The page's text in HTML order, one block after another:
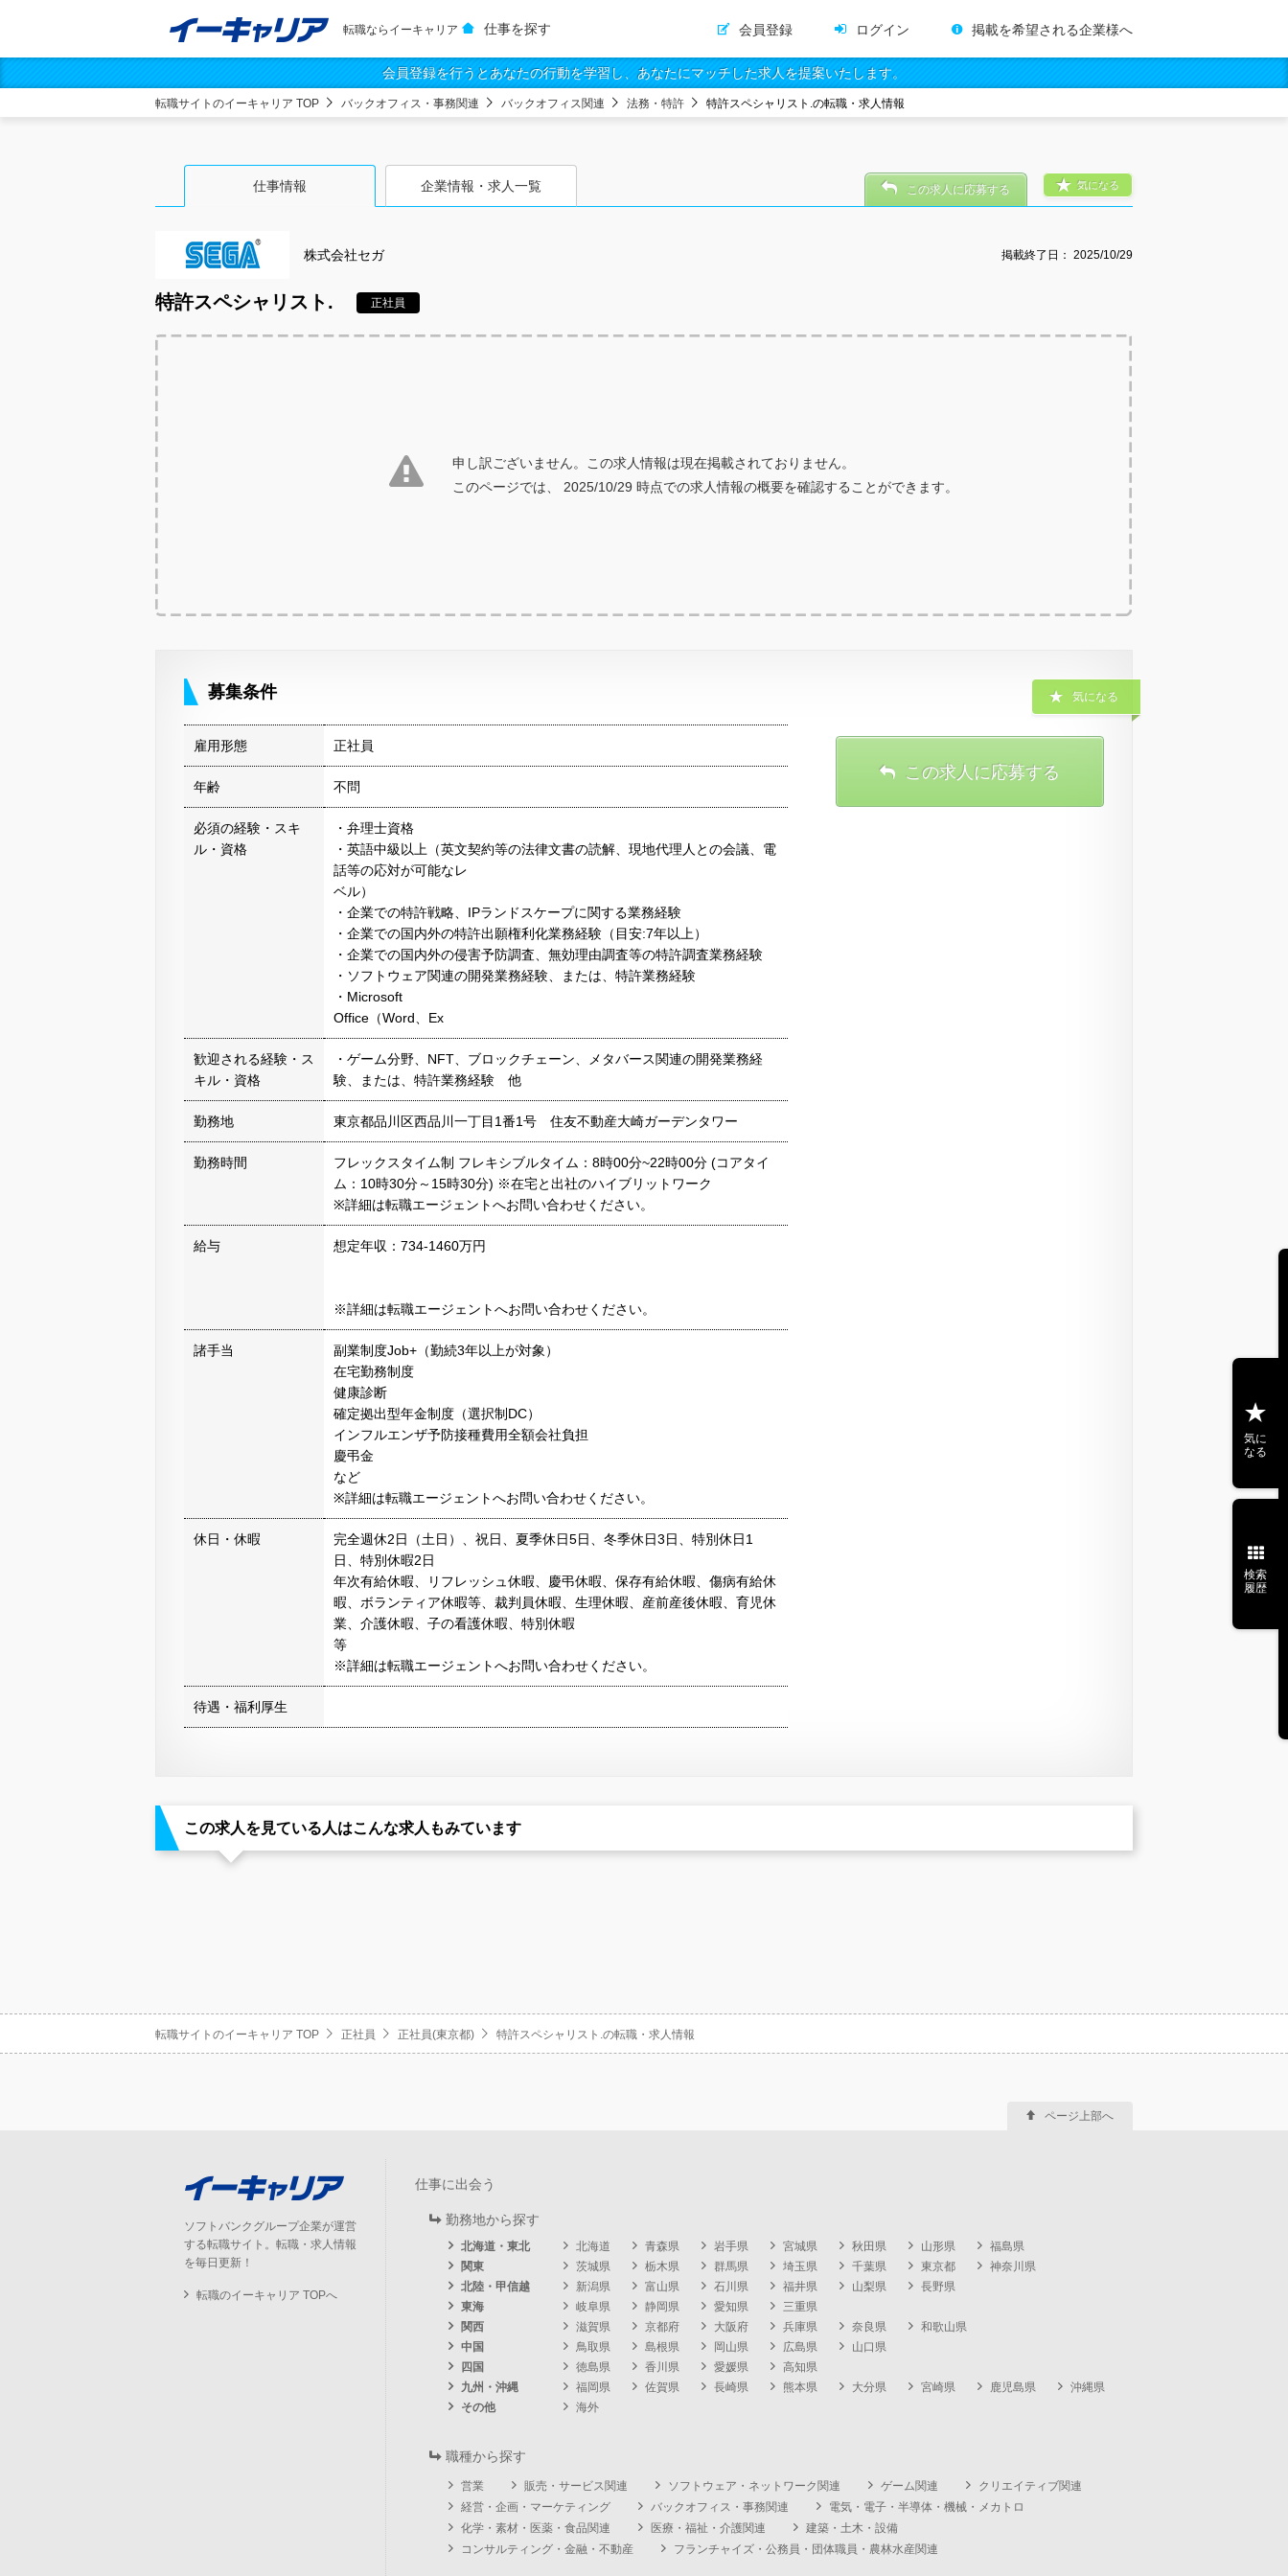
転職ならイーキャリア 仕事を探す 会員登録 ログイン 掲載を希望される企業様へ
会員登録を行うとあなたの行動を学習し、あなたにマッチした求人を提案いたします。
転職サイトのイーキャリア TOP バックオフィス・事務関連 バックオフィス関連 法務・特許 特許スペシャリスト.の転職・求人情報
仕事情報 企業情報・求人一覧
株式会社セガ 掲載終了日： 2025/10/29
特許スペシャリスト. 正社員
気になる
この求人に応募する
申し訳ございません。この求人情報は現在掲載されておりません。
このページでは、 2025/10/29 時点での求人情報の概要を確認することができます。
募集条件
雇用形態 正社員
年齢 不問
必須の経験・スキ
ル・資格
・弁理士資格
・英語中級以上（英文契約等の法律文書の読解、現地代理人との会議、電
話等の応対が可能なレ
ベル）
・企業での特許戦略、IPランドスケープに関する業務経験
・企業での国内外の特許出願権利化業務経験（目安:7年以上）
・企業での国内外の侵害予防調査、無効理由調査等の特許調査業務経験
・ソフトウェア関連の開発業務経験、または、特許業務経験
・Microsoft
Office（Word、Ex
歓迎される経験・ス
キル・資格
・ゲーム分野、NFT、ブロックチェーン、メタバース関連の開発業務経
験、または、特許業務経験 他
勤務地 東京都品川区西品川一丁目1番1号 住友不動産大崎ガーデンタワー
勤務時間
フレックスタイム制 フレキシブルタイム：8時00分~22時00分 (コアタイ
ム：10時30分～15時30分) ※在宅と出社のハイブリットワーク
※詳細は転職エージェントへお問い合わせください。
給与 想定年収：734-1460万円
※詳細は転職エージェントへお問い合わせください。
諸手当
副業制度Job+（勤続3年以上が対象）
在宅勤務制度
健康診断
確定拠出型年金制度（選択制DC）
インフルエンザ予防接種費用全額会社負担
慶弔金
など
※詳細は転職エージェントへお問い合わせください。
休日・休暇
完全週休2日（土日）、祝日、夏季休日5日、冬季休日3日、特別休日1
日、特別休暇2日
年次有給休暇、リフレッシュ休暇、慶弔休暇、保存有給休暇、傷病有給休
暇、ボランティア休暇等、裁判員休暇、生理休暇、産前産後休暇、育児休
業、介護休暇、子の看護休暇、特別休暇
等
※詳細は転職エージェントへお問い合わせください。
待遇・福利厚生
気になる
この求人に応募する
この求人を見ている人はこんな求人もみています
転職サイトのイーキャリア TOP 正社員 正社員(東京都) 特許スペシャリスト.の転職・求人情報
気に
なる
検索
履歴
ソフトバンクグループ企業が運営
する転職サイト。転職・求人情報
を毎日更新！
転職のイーキャリア TOPへ
仕事に出会う
勤務地から探す
北海道・東北 北海道 青森県 岩手県 宮城県 秋田県 山形県
福島県
関東
茨城県 栃木県 群馬県 埼玉県 千葉県 東京都
神奈川県
北陸・甲信越
新潟県 富山県 石川県 福井県 山梨県
長野県
東海
岐阜県 静岡県 愛知県
三重県
関西
滋賀県 京都府 大阪府 兵庫県 奈良県
和歌山県
中国
鳥取県 島根県 岡山県 広島県
山口県
四国
徳島県 香川県 愛媛県
高知県
九州・沖縄
福岡県 佐賀県 長崎県 熊本県 大分県 宮崎県 鹿児島県
沖縄県
その他
海外
職種から探す
営業 販売・サービス関連 ソフトウェア・ネットワーク関連 ゲーム関連
クリエイティブ関連
経営・企画・マーケティング
バックオフィス・事務関連
電気・電子・半導体・機械・メカトロ
化学・素材・医薬・食品関連
医療・福祉・介護関連
建築・土木・設備
コンサルティング・金融・不動産
フランチャイズ・公務員・団体職員・農林水産関連
ページ上部へ